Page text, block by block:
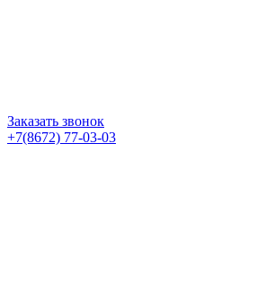
Заказать звонок
+7(8672) 77-03-03